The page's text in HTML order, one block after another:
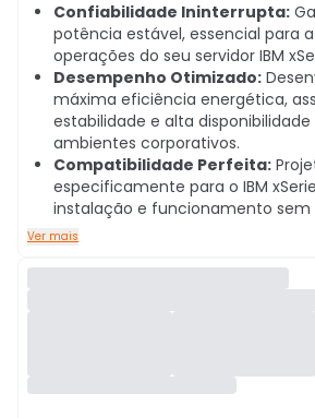
Confiabilidade Ininterrupta:
potência estável, essencial para
operações do seu servidor IBM
Desempenho Otimizado:
máxima eficiência energética,
estabilidade e alta
ambientes corporativos.
Compatibilidade Perfeita:
especificamente para o IBM
instalação e funcionamento sem
Ver mais